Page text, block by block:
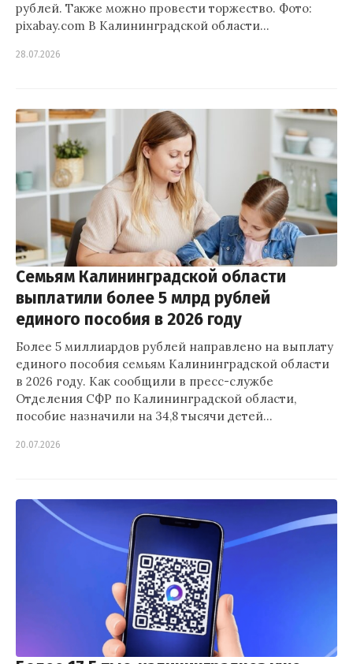
рублей. Также можно провести торжество. Фото:
pixabay.com В Калининградской области…
28.07.2026
Семьям Калининградской области
выплатили более 5 млрд рублей
единого пособия в 2026 году
Более 5 миллиардов рублей направлено на выплату
единого пособия семьям Калининградской области
в 2026 году. Как сообщили в пресс-службе
Отделения СФР по Калининградской области,
пособие назначили на 34,8 тысячи детей…
20.07.2026